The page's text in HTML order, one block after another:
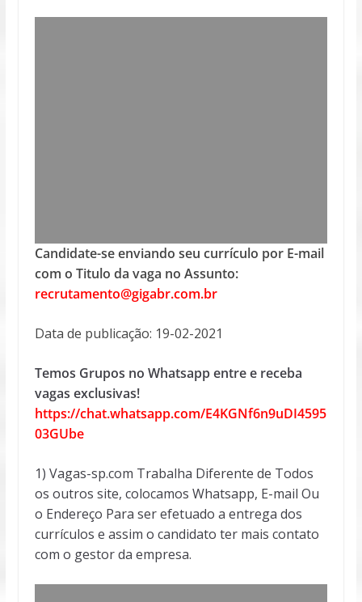
Candidate-se enviando seu currículo por E-mail
com o Titulo da vaga no Assunto:
recrutamento@gigabr.com.br
Data de publicação: 19-02-2021
Temos Grupos no Whatsapp entre e receba
vagas exclusivas!
https://chat.whatsapp.com/E4KGNf6n9uDI4595
03GUbe
1) Vagas-sp.com Trabalha Diferente de Todos
os outros site, colocamos Whatsapp, E-mail Ou
o Endereço Para ser efetuado a entrega dos
currículos e assim o candidato ter mais contato
com o gestor da empresa.